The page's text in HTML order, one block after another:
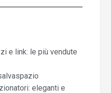
e link: le più vendute
eleganti e